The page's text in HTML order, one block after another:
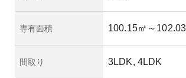
専有面積 100.15㎡ ～
間取り 3LDK, 4LDK